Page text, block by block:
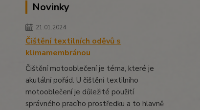
Novinky
21.01.2024
Čištění textilních oděvů s
klimamembránou
Čištění motooblečení je téma, které je
akutální pořád. U čištění textilního
motooblečení je důležité použití
správného pracího prostředku a to hlavně